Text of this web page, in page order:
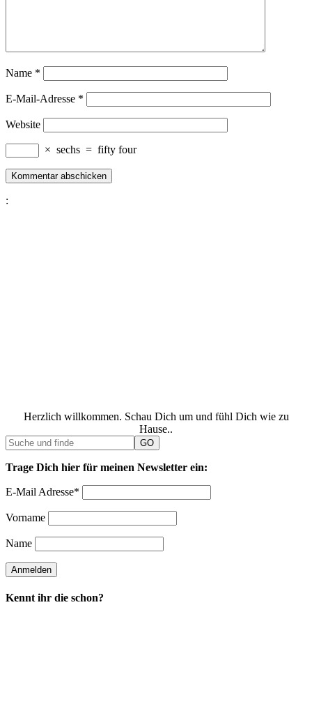
Name *
E-Mail-Adresse *
Website
× sechs = fifty four
:
Herzlich willkommen. Schau Dich um und fühl Dich wie zu
Hause..
Trage Dich hier für meinen Newsletter ein:
E-Mail Adresse*
Vorname
Name
Kennt ihr die schon?